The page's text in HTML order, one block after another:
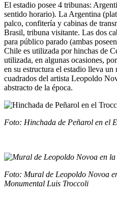
El estadio posee 4 tribunas:
sentido horario). La Argentina
palco, confitería y cabinas de
Brasil, tribuna visitante. Las dos
para público parado (ambas
Chile es utilizada por hinchas de
utilizada, en algunas ocasiones,
en su estructura el estadio lleva
cuadrados del artista Leopoldo
abstracto de la época.
Foto: Hinchada de Peñarol en el
Foto: Mural de Leopoldo Novoa
Monumental Luis Troccoli